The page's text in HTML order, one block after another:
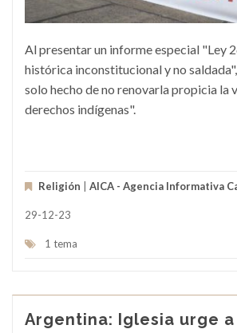
Al presentar un informe especial "Ley
histórica inconstitucional y no
solo hecho de no renovarla propicia la
derechos indígenas".
Religión AICA - Agencia Informativa
29-12-23
1 tema
Argentina: Iglesia urge